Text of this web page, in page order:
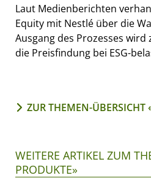
Laut Medienberichten
Equity mit Nestlé über die
Ausgang des Prozesses
die Preisfindung bei ESG-
ZUR THEMEN-
WEITERE ARTIKEL ZUM
PRODUKTE»